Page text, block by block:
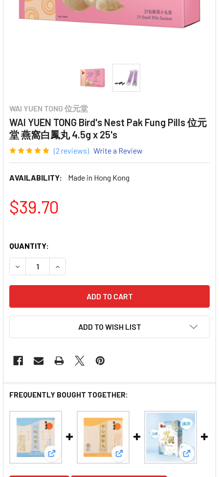
WAI YUEN TONG 位元堂
WAI YUEN TONG Bird's Nest Pak Fung Pills 位元
堂 燕窩白鳳丸 4.5g x 25's
(2 reviews) Write a Review
AVAILABILITY: Made in Hong Kong
$39.70
QUANTITY:
DECREASE QUANTITY OF WAI YUEN TONG BIRD'S NEST
INCREASE QUANTITY OF WAI YUEN TONG
ADD TO WISH LIST
FREQUENTLY BOUGHT TOGETHER:
View: WAI YUEN TONG - Look Mei Pills | 位元堂 -
View: WAI YUEN TONG - Po
View: